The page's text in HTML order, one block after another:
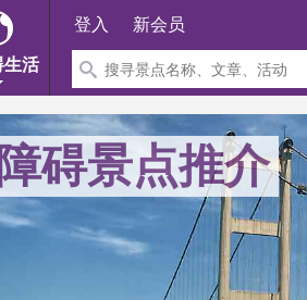
生活
登入 新会员
碍景点推介